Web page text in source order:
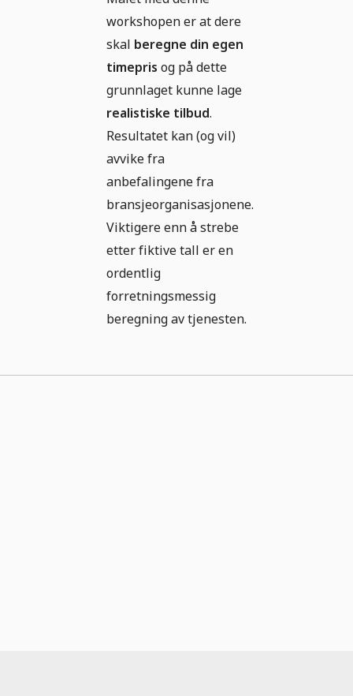
workshopen er at dere
skal beregne din egen
timepris og på dette
grunnlaget kunne lage
realistiske tilbud.
Resultatet kan (og vil)
avvike fra
anbefalingene fra
bransjeorganisasjonene.
Viktigere enn å strebe
etter fiktive tall er en
ordentlig
forretningsmessig
beregning av tjenesten.